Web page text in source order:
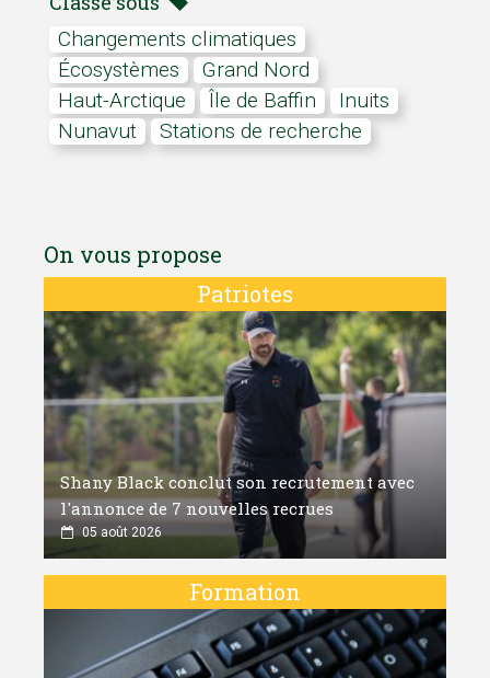
Changements climatiques
écosystèmes
Grand Nord
Haut-Arctique
île de Baffin
Inuits
Nunavut
stations de recherche
On vous propose
Patriotes
Shany Black conclut son recrutement avec
l'annonce de 7 nouvelles recrues
05 août 2026
Formation